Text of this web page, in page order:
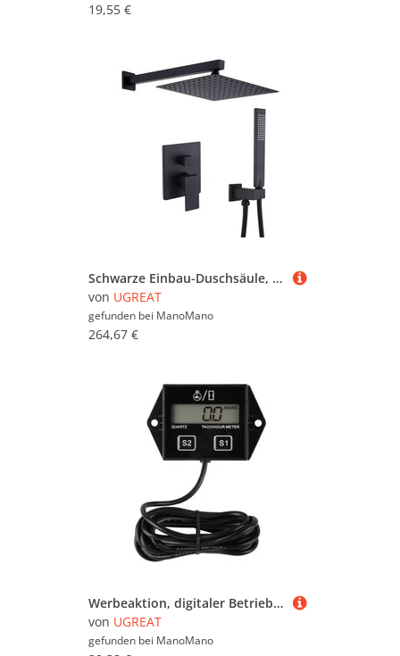
19,55 €
Schwarze Einbau-Duschsäule, komplettes Einbau-Duschset mit 20 x 20 cm Duschkopf, Handbrause, Einbau-Duschset
von UGREAT
gefunden bei ManoMano
264,67 €
Werbeaktion, digitaler Betriebsstundenzähler, Drehzahlmesser, Wartungserinnerung, austauschbare Batterie, automatische Abschaltung, Verwendung für
von UGREAT
gefunden bei ManoMano